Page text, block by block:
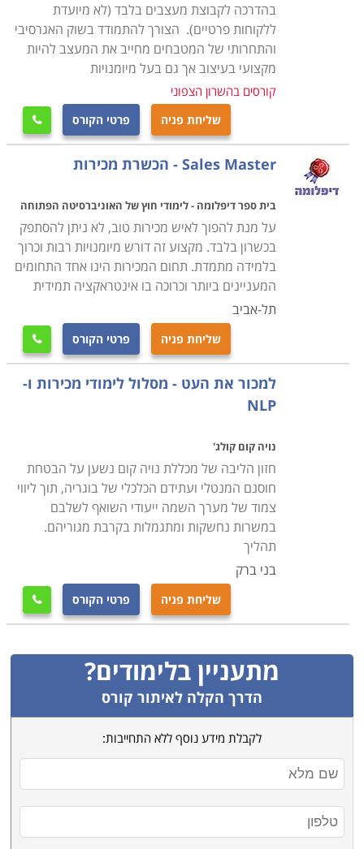
בהדרכה לקבוצת מעצבים בלבד (לא מיועדת
ללקוחות פרטיים). הצורך להתמודד בשוק האגרסיבי
והתחרותי של המטבחים מחייב את המעצב להיות
מקצועי בעיצוב אך גם בעל מיומנויות
קורסים בהשרון הצפוני
שליחת פניה פרטי הקורס 
Sales Master - הכשרת מכירות
בית ספר דיפלומה - לימודי חוץ של האוניברסיטה הפתוחה
על מנת להפוך לאיש מכירות טוב, לא ניתן להסתפק
בכשרון בלבד. מקצוע זה דורש מיומנויות רבות וכרוך
בלמידה מתמדת. תחום המכירות הינו אחד התחומים
המעניינים ביותר וכרוכה בו אינטראקציה תמידית
תל-אביב
שליחת פניה פרטי הקורס 
למכור את העט - מסלול לימודי מכירות ו-
NLP
נויה קום קולג'
חזון הליבה של מכללת נויה קום נשען על הבטחת
חוסנם המנטלי ועתידם הכלכלי של בוגריה, תוך ליווי
צמוד של מערך השמה ייעודי השואף לשלבם
במשרות נחשקות ומתגמלות בקרבת מגוריהם.
תהליך
בני ברק
שליחת פניה פרטי הקורס 
מתעניין בלימודים?
הדרך הקלה לאיתור קורס
לקבלת מידע נוסף ללא התחייבות: